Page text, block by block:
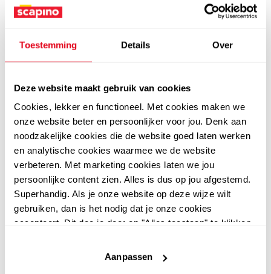
Toestemming Details Over
Deze website maakt gebruik van cookies
Cookies, lekker en functioneel. Met cookies maken we
onze website beter en persoonlijker voor jou. Denk aan
noodzakelijke cookies die de website goed laten werken
en analytische cookies waarmee we de website
verbeteren. Met marketing cookies laten we jou
persoonlijke content zien. Alles is dus op jou afgestemd.
Superhandig. Als je onze website op deze wijze wilt
gebruiken, dan is het nodig dat je onze cookies
accepteert. Dit doe je door op "Alles toestaan" te klikken.
website niet optimaal functioneert.
Aanpassen